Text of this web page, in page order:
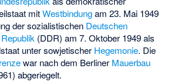
mitWestbindungam 23. Mai 1949
der sozialistischen Deutschen
(DDR) am 7. Oktober 1949 als
unter sowjetischer Hegemonie. Die
war nach dem Berliner Mauerbau
abgeriegelt.